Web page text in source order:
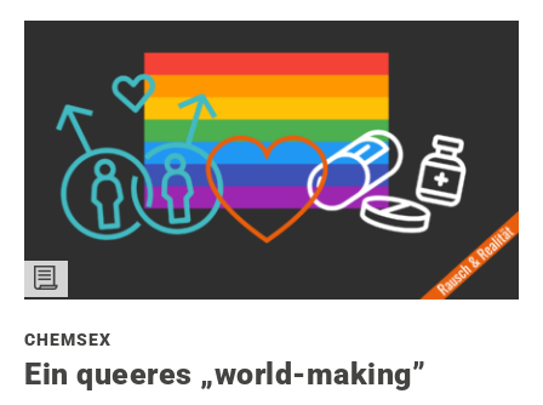
CHEMSEX
Ein queeres „world-making”